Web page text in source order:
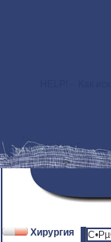
>
Хирургия